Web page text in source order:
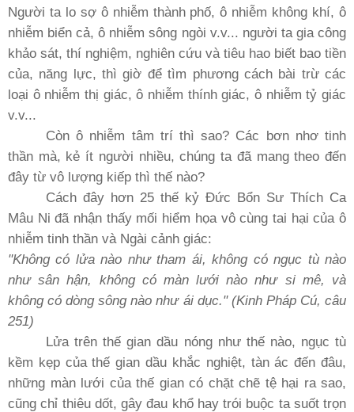
Người ta lo sợ ô nhiễm thành phố, ô nhiễm không khí, ô
nhiễm biển cả, ô nhiễm sông ngòi v.v... người ta gia công
khảo sát, thí nghiệm, nghiên cứu và tiêu hao biết bao tiền
của, năng lực, thì giờ để tìm phương cách bài trừ các
loại ô nhiễm thị giác, ô nhiễm thính giác, ô nhiễm tỷ giác
v.v...
Còn ô nhiễm tâm trí thì sao? Các bơn nhơ tinh
thần mà, kẻ ít người nhiều, chúng ta đã mang theo đến
đây từ vô lượng kiếp thì thế nào?
Cách đây hơn 25 thế kỷ Ðức Bổn Sư Thích Ca
Mâu Ni đã nhận thấy mối hiểm họa vô cùng tai hại của ô
nhiễm tinh thần và Ngài cảnh giác:
"Không có lửa nào như tham ái, không có ngục tù nào
như sân hận, không có màn lưới nào như si mê, và
không có dòng sông nào như ái dục." (Kinh Pháp Cú, câu
251)
Lửa trên thế gian dầu nóng như thế nào, ngục tù
kềm kẹp của thế gian dầu khắc nghiệt, tàn ác đến đâu,
những màn lưới của thế gian có chặt chẽ tệ hại ra sao,
cũng chỉ thiêu dốt, gây đau khổ hay trói buộc ta suốt trọn